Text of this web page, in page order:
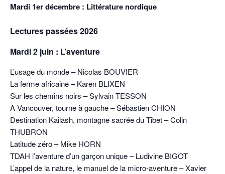
Mardi 1er décembre : Littérature nordique
Lectures passées 2026
Mardi 2 juin : L’aventure
L’usage du monde – Nicolas BOUVIER
La ferme africaine – Karen BLIXEN
Sur les chemins noirs – Sylvain TESSON
A Vancouver, tourne à gauche – Sébastien CHION
Destination Kailash, montagne sacrée du Tibet – Colin
THUBRON
Latitude zéro – Mike HORN
TDAH l’aventure d’un garçon unique – Ludivine BIGOT
L’appel de la nature, le manuel de la micro-aventure – Xavier